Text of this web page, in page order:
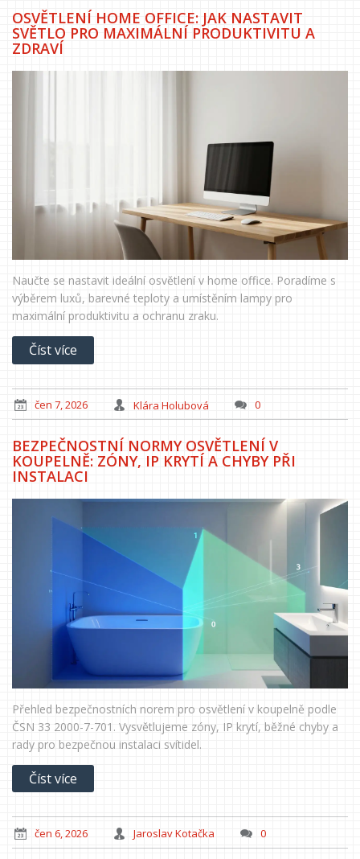
OSVĚTLENÍ HOME OFFICE: JAK NASTAVIT
SVĚTLO PRO MAXIMÁLNÍ PRODUKTIVITU A
ZDRAVÍ
Naučte se nastavit ideální osvětlení v home office. Poradíme s
výběrem luxů, barevné teploty a umístěním lampy pro
maximální produktivitu a ochranu zraku.
Číst více
čen 7, 2026 Klára Holubová 0
BEZPEČNOSTNÍ NORMY OSVĚTLENÍ V
KOUPELNĚ: ZÓNY, IP KRYTÍ A CHYBY PŘI
INSTALACI
Přehled bezpečnostních norem pro osvětlení v koupelně podle
ČSN 33 2000-7-701. Vysvětlujeme zóny, IP krytí, běžné chyby a
rady pro bezpečnou instalaci svítidel.
Číst více
čen 6, 2026 Jaroslav Kotačka 0